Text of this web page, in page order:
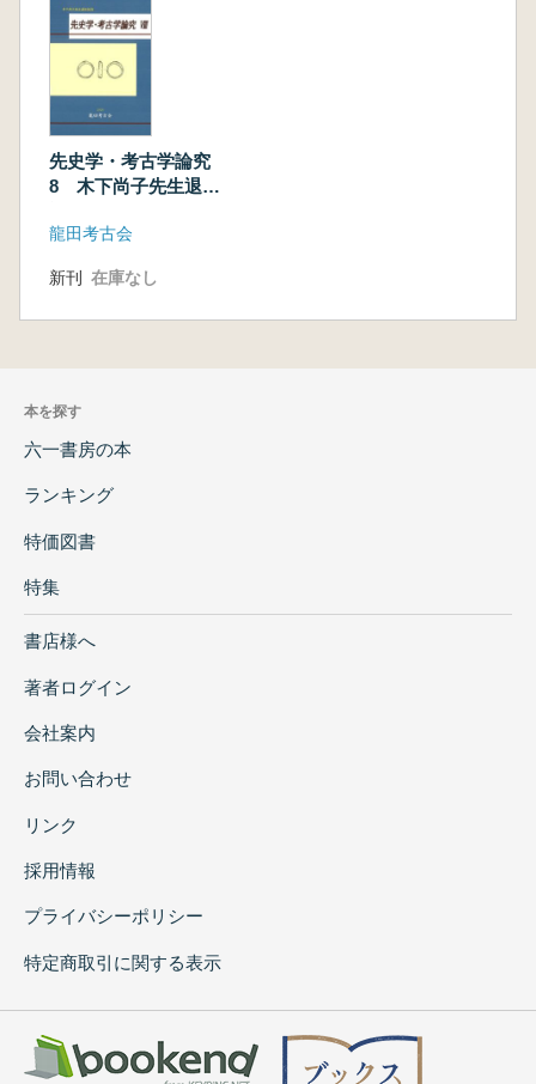
先史学・考古学論究
8 木下尚子先生退任
龍田考古会
新刊 在庫なし
本を探す
六一書房の本
ランキング
特価図書
特集
書店様へ
著者ログイン
会社案内
お問い合わせ
リンク
採用情報
プライバシーポリシー
特定商取引に関する表示